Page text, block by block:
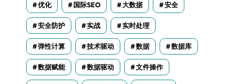
优化 国际SEO 大数据 安全
安全防护 实战 实时处理
弹性计算 技术驱动 数据 数据库
数据赋能 数据驱动 文件操作